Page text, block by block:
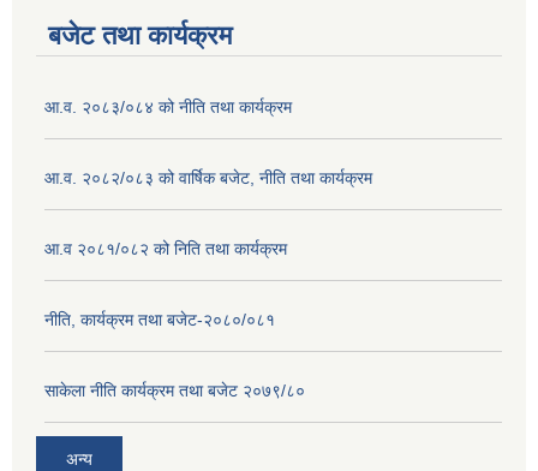
बजेट तथा कार्यक्रम
आ.व. २०८३/०८४ को नीति तथा कार्यक्रम
आ.व. २०८२/०८३ को वार्षिक बजेट, नीति तथा कार्यक्रम
आ.व २०८१/०८२ को निति तथा कार्यक्रम
नीति, कार्यक्रम तथा बजेट-२०८०/०८१
साकेला नीति कार्यक्रम तथा बजेट २०७९/८०
अन्य